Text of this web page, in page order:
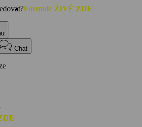
Formule ŽIVĚ ZDE
Chat